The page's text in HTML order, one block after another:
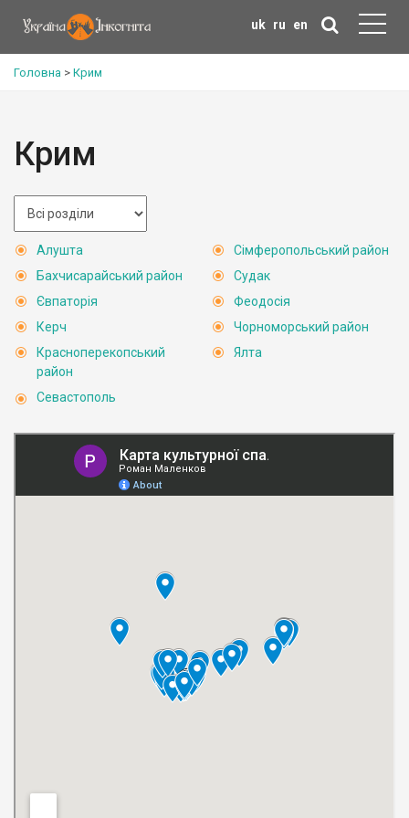
uk ru en
Головна > Крим
Крим
Алушта
Бахчисарайський район
Євпаторія
Керч
Красноперекопський
район
Севастополь
Сімферопольський район
Судак
Феодосія
Чорноморський район
Ялта